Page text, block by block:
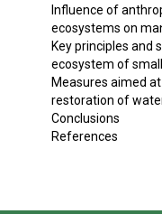
Influence of
ecosystems on
Key principles and
ecosystem of
Measures aimed
restoration of
Conclusions
References